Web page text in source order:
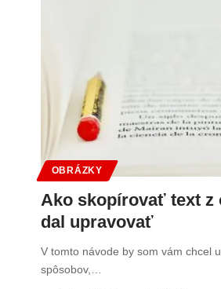
OBRÁZKY
Ako skopírovať text z
dal upravovať
V tomto návode by som vám chcel
spôsobov,…